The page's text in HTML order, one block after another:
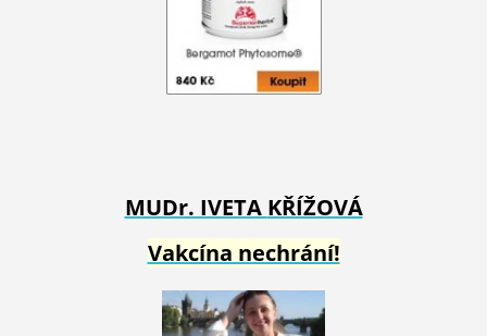
MUDr. IVETA KŘÍŽOVÁ
Vakcína nechrání!